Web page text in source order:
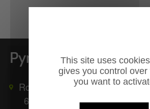
Route de Mauléon
65370
TROUBAT
This site uses
gives you control over
you want to